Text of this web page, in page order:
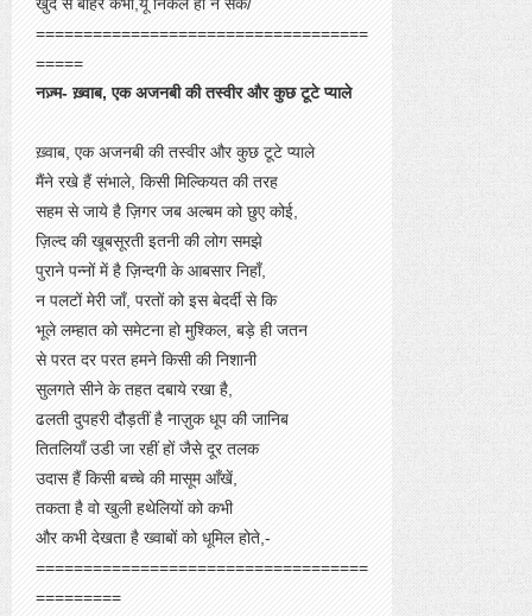
खुद से बाहर कभी,यूँ निकल ही न सके/
===================================
=====
नज़्म- ख़्वाब, एक अजनबी की तस्वीर और कुछ टूटे प्याले
ख़्वाब, एक अजनबी की तस्वीर और कुछ टूटे प्याले
मैंने रखे हैं संभाले, किसी मिल्कियत की तरह
सहम से जाये है ज़िगर जब अल्बम को छुए कोई,
ज़िल्द की खूबसूरती इतनी की लोग समझे
पुराने पन्नों में है ज़िन्दगी के आबसार निहाँ,
न पलटों मेरी जाँ, परतों को इस बेदर्दी से कि
भूले लम्हात को समेटना हो मुश्किल, बड़े ही जतन
से परत दर परत हमने किसी की निशानी
सुलगते सीने के तहत दबाये रखा है,
ढलती दुपहरी दौड़तीं है नाज़ुक धूप की जानिब
तितलियाँ उडी जा रहीं हों जैसे दूर तलक
उदास हैं किसी बच्चे की मासूम आँखें,
तकता है वो खुली हथेलियों को कभी
और कभी देखता है ख्वाबों को धूमिल होते,-
===================================
=========